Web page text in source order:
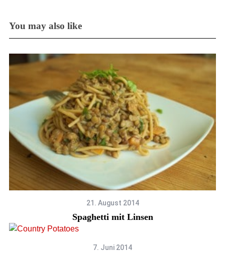
You may also like
21. August 2014
Spaghetti mit Linsen
7. Juni 2014